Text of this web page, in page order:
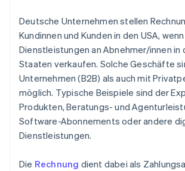
Deutsche Unternehmen stellen
Kundinnen und Kunden in den USA,
Dienstleistungen an Abnehmer/innen in
Staaten verkaufen. Solche Geschäfte
Unternehmen (B2B) als auch mit
möglich. Typische Beispiele sind der
Produkten, Beratungs- und
Software-Abonnements oder andere
Dienstleistungen.
Die Rechnung dient dabei als